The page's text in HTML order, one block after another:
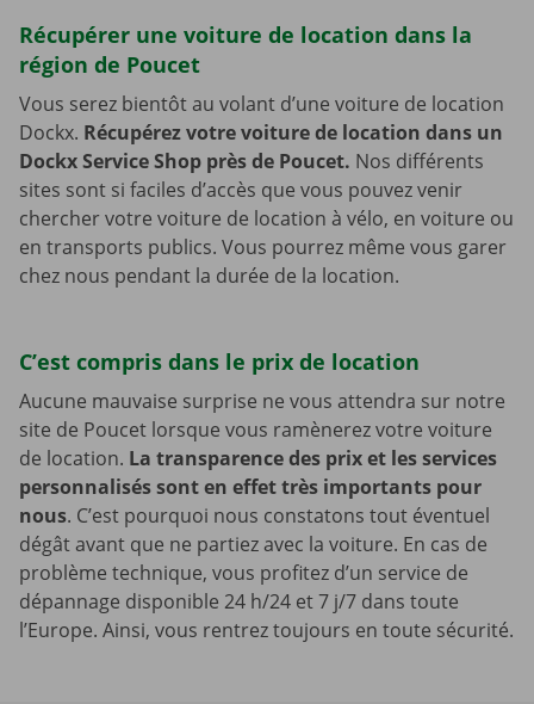
Récupérer une voiture de location dans la
région de Poucet
Vous serez bientôt au volant d’une voiture de location
Dockx. Récupérez votre voiture de location dans un
Dockx Service Shop près de Poucet. Nos différents
sites sont si faciles d’accès que vous pouvez venir
chercher votre voiture de location à vélo, en voiture ou
en transports publics. Vous pourrez même vous garer
chez nous pendant la durée de la location.
C’est compris dans le prix de location
Aucune mauvaise surprise ne vous attendra sur notre
site de Poucet lorsque vous ramènerez votre voiture
de location. La transparence des prix et les services
personnalisés sont en effet très importants pour
nous. C’est pourquoi nous constatons tout éventuel
dégât avant que ne partiez avec la voiture. En cas de
problème technique, vous profitez d’un service de
dépannage disponible 24 h/24 et 7 j/7 dans toute
l’Europe. Ainsi, vous rentrez toujours en toute sécurité.